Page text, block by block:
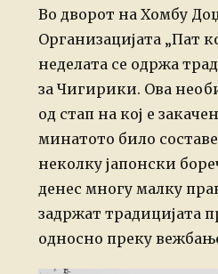
on
Во дворот на Хомбу
Организацијата „Пат
неделата се одржа
за Чигирики. Ова
од стап на кој е
минатото било
неколку јапонски
денес многу малку
задржат традицијата
односно преку